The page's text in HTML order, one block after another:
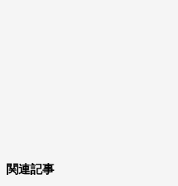
関連記事